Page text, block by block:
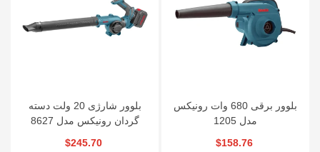
بلوور شارژی 20 ولت دسته
گردان رونیکس مدل 8627
$245.70
بلوور برقی 680 وات رونیکس
مدل 1205
$158.76